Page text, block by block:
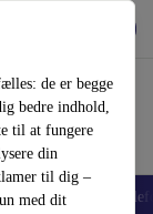
de er begge
bedre indhold,
til at fungere
din
til dig –
med dit
Tilbehør